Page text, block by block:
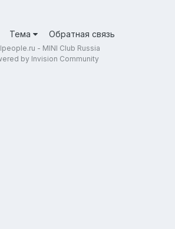
Тема Обратная связь
- MINI Club Russia
by Invision Community